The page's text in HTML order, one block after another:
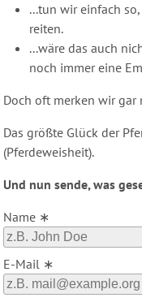
...tun wir einfach
reiten.
...wäre das auch
noch immer eine
Doch oft merken wir gar
Das größte Glück der
(Pferdeweisheit).
Und nun sende, was
Name ∗
E-Mail ∗